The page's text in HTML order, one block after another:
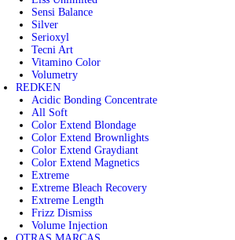
Sensi Balance
Silver
Serioxyl
Tecni Art
Vitamino Color
Volumetry
REDKEN
Acidic Bonding Concentrate
All Soft
Color Extend Blondage
Color Extend Brownlights
Color Extend Graydiant
Color Extend Magnetics
Extreme
Extreme Bleach Recovery
Extreme Length
Frizz Dismiss
Volume Injection